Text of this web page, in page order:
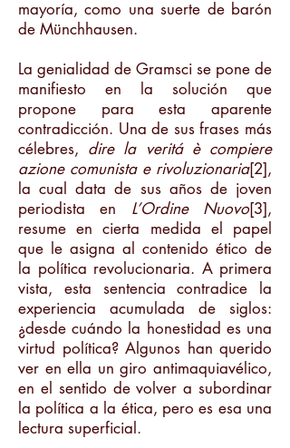
mayoría, como una suerte de barón
de Münchhausen.
La genialidad de Gramsci se pone de
manifiesto en la solución que
propone para esta aparente
contradicción. Una de sus frases más
célebres, dire la veritá è compiere
azione comunista e rivoluzionaria[2],
la cual data de sus años de joven
periodista en L’Ordine Nuovo[3],
resume en cierta medida el papel
que le asigna al contenido ético de
la política revolucionaria. A primera
vista, esta sentencia contradice la
experiencia acumulada de siglos:
¿desde cuándo la honestidad es una
virtud política? Algunos han querido
ver en ella un giro antimaquiavélico,
en el sentido de volver a subordinar
la política a la ética, pero es esa una
lectura superficial.